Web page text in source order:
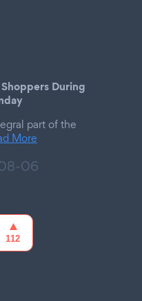
During
part of the
More
06